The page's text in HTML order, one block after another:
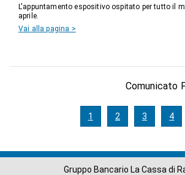
L'appuntamento espositivo ospitato per tutto il
aprile.
Vai alla pagina >
Comunicato
1 2 3 4
Gruppo Bancario La Cassa di